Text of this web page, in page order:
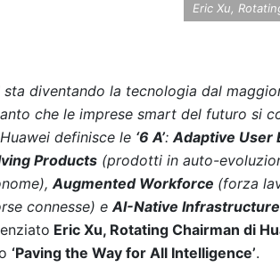
Eric Xu,
sta diventando la tecnologia dal
che le imprese smart del futuro si
definisce le ‘6 A’:Adaptive User
Products (prodotti in auto-
Augmented Workforce (forza
connesse) eAI-Native Infrastructure
Eric Xu, Rotating Chairman di
‘Paving the Way for All Intelligence’.